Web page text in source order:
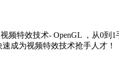
特效技术- OpenGL ，从0
成为视频特效技术抢手人才！